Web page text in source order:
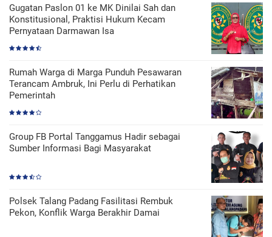
Gugatan Paslon 01 ke MK Dinilai Sah dan
Konstitusional, Praktisi Hukum Kecam
Pernyataan Darmawan Isa
Rumah Warga di Marga Punduh Pesawaran
Terancam Ambruk, Ini Perlu di Perhatikan
Pemerintah
Group FB Portal Tanggamus Hadir sebagai
Sumber Informasi Bagi Masyarakat
Polsek Talang Padang Fasilitasi Rembuk
Pekon, Konflik Warga Berakhir Damai